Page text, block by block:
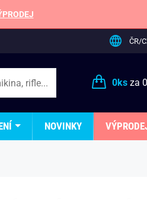
ČR/
0ksza
NOVINKY